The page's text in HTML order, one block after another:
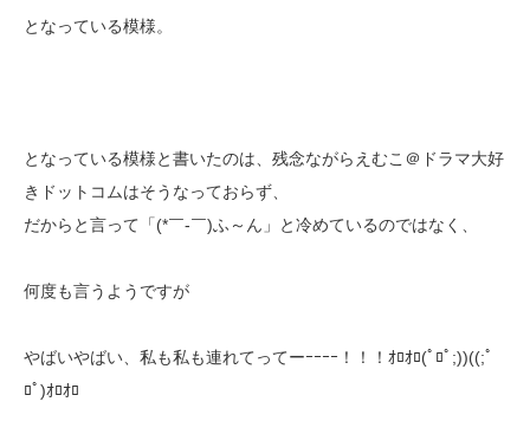
となっている模様。
となっている模様と書いたのは、残念ながらえむこ＠ドラマ大好
きドットコムはそうなっておらず、
だからと言って「(*￣-￣)ふ～ん」と冷めているのではなく、
何度も言うようですが
やばいやばい、私も私も連れてってーｰｰｰｰ！！！ｵﾛｵﾛ(ﾟﾛﾟ;))((;ﾟ
ﾛﾟ)ｵﾛｵﾛ